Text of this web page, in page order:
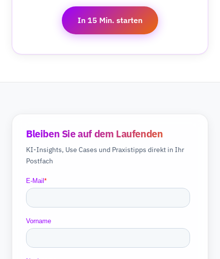
In 15 Min. starten
Bleiben Sie auf dem Laufenden
KI-Insights, Use Cases und Praxistipps direkt in Ihr
Postfach